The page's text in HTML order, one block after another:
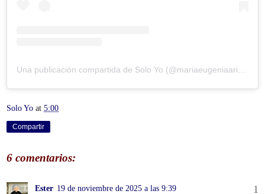
Una publicación compartida de Solo Yo (@mariaeugeniaariaslozano)
Solo Yo at 5:00
Compartir
6 comentarios:
Ester 19 de noviembre de 2025 a las 9:39